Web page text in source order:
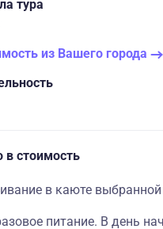
тура
из Вашего города
в стоимость
в каюте выбранной
питание. В день